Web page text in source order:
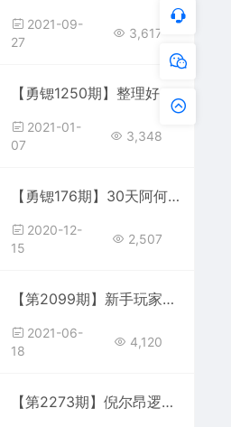
2021-09-
27
3,617
【勇锶1250期】整理好内容去高权重博客推广淘宝客月入万元
2021-01-
07
3,348
【勇锶176期】30天阿何写作训练营，手把手教你快速成为月入过万的新媒体作者
2020-12-
15
2,507
【第2099期】新手玩家完全可复制的抖音直播带货必起号方法，0粉0投放【保姆级教程】
2021-06-
18
4,120
【第2273期】倪尔昂逻辑暴拆项目N式之网站篇：懒人自动采集美女写真站，擦边美图收爆广告费